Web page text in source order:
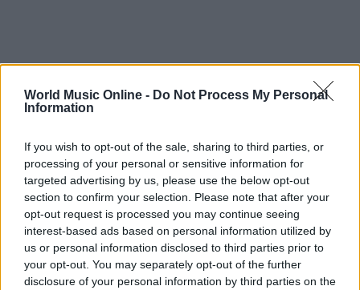
World Music Online - Do Not Process My Personal
Information
If you wish to opt-out of the sale, sharing to third parties, or
processing of your personal or sensitive information for
targeted advertising by us, please use the below opt-out
section to confirm your selection. Please note that after your
opt-out request is processed you may continue seeing
interest-based ads based on personal information utilized by
us or personal information disclosed to third parties prior to
your opt-out. You may separately opt-out of the further
disclosure of your personal information by third parties on the
Continua a leggere
NEWS